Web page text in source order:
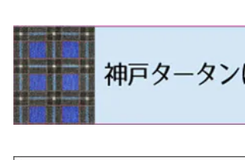
H24/5～R1/10（後期）
H18/6～H24/5（前期）
H24/5～R1/10（後期）
オーリス
H24/8～H30/3 180系
カムリ
H22/6～R2/6 F15
スカイライン
H13/6～H18/11 V35
スカイライン・クロスオーバー
H22/4～H30/3 L275/285
プレオプラス
H24/12～H29/5 LA300/310
レヴォーグ
H19/7～R1/7 DE/DJ系
ビアンテ
H20/7～30/3 CC系
ファミリア バン
H18/12～ L275/285
ミラ・イース
H23/9～ LA300系
ミラ・ココア
H14/1～ JB43/74W
H22/9～ スイフト
H23/12～
スペーシア/スペーシアカスタム/スペーシアギア
H25/3～R5/11
スペーシアベース
H23/3～ MB系
デリカＤ：３
H23/10～H31/4 BM20 7人乗
デリカＤ：５
H27/4～R3/12 JW5
WR-V
R6/3～ DG5
ZR-V
H21/10～H30/3 6RC系
H30/3～ AW系
H25/10～R3/10
Ｖクラス
H27/4～